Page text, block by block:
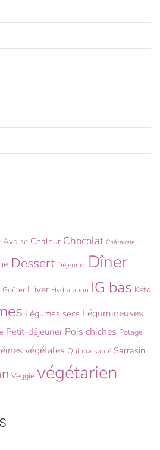
Avoine Chaleur Chocolat Châtaigne
Dessert Déjeuner Dîner
Goûter Hiver Hydratation IG bas Kéto
Légumes secs Légumineuses
Petit-déjeuner Pois chiches Potage
végétales Quinoa santé Sarrasin
Veggie végétarien